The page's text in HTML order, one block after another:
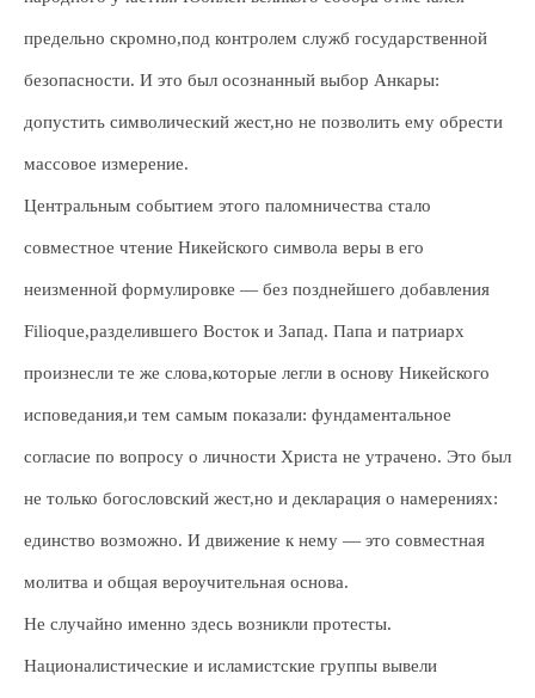
предельно скромно,под контролем служб государственной
безопасности. И это был осознанный выбор Анкары:
допустить символический жест,но не позволить ему обрести
массовое измерение.
Центральным событием этого паломничества стало
совместное чтение Никейского символа веры в его
неизменной формулировке — без позднейшего добавления
Filioque,разделившего Восток и Запад. Папа и патриарх
произнесли те же слова,которые легли в основу Никейского
исповедания,и тем самым показали: фундаментальное
согласие по вопросу о личности Христа не утрачено. Это был
не только богословский жест,но и декларация о намерениях:
единство возможно. И движение к нему — это совместная
молитва и общая вероучительная основа.
Не случайно именно здесь возникли протесты.
Националистические и исламистские группы вывели